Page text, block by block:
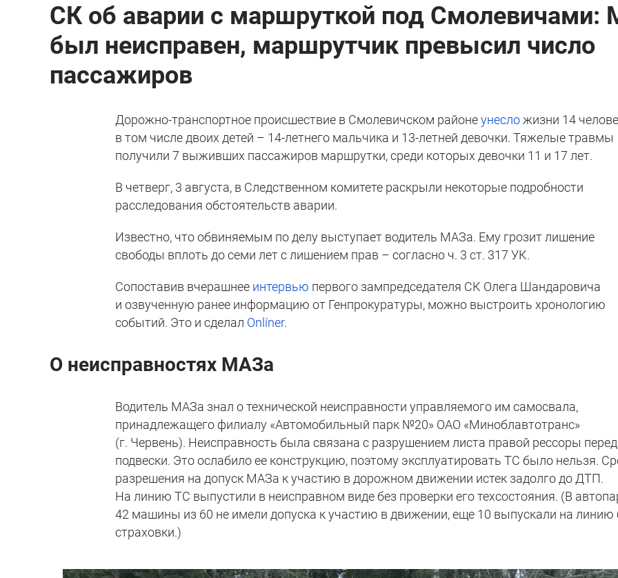
СК об аварии с маршруткой под Смолевичами:
был неисправен, маршрутчик превысил число
пассажиров
Дорожно-транспортное происшествие в Смолевичском районеунесло жизни 14
в том числе двоих детей – 14-летнего мальчика и 13-летней девочки. Тяжелые травмы
получили 7 выживших пассажиров маршрутки, среди которых девочки 11 и 17 лет.
В четверг, 3 августа, в Следственном комитете раскрыли некоторые подробности
расследования обстоятельств аварии.
Известно, что обвиняемым по делу выступает водитель МАЗа. Ему грозит лишение
свободы вплоть до семи лет с лишением прав – согласно ч. 3 ст. 317 УК.
Сопоставив вчерашнее интервью первого зампредседателя СК Олега Шандаровича
и озвученную ранее информацию от Генпрокуратуры, можно выстроить хронологию
событий. Это и сделал Onlíner.
О неисправностях МАЗа
Водитель МАЗа знал о технической неисправности управляемого им самосвала,
принадлежащего филиалу «Автомобильный парк №20» ОАО «Миноблавтотранс»
(г. Червень). Неисправность была связана с разрушением листа правой рессоры
подвески. Это ослабило ее конструкцию, поэтому эксплуатировать ТС было нельзя.
разрешения на допуск МАЗа к участию в дорожном движении истек задолго до ДТП.
На линию ТС выпустили в неисправном виде без проверки его техсостояния. (В
42 машины из 60 не имели допуска к участию в движении, еще 10 выпускали на линию
страховки.)